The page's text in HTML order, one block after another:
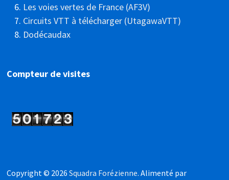
Les voies vertes de France (AF3V)
Circuits VTT à télécharger (UtagawaVTT)
Dodécaudax
Compteur de visites
Copyright © 2026 Squadra Forézienne. Alimenté par